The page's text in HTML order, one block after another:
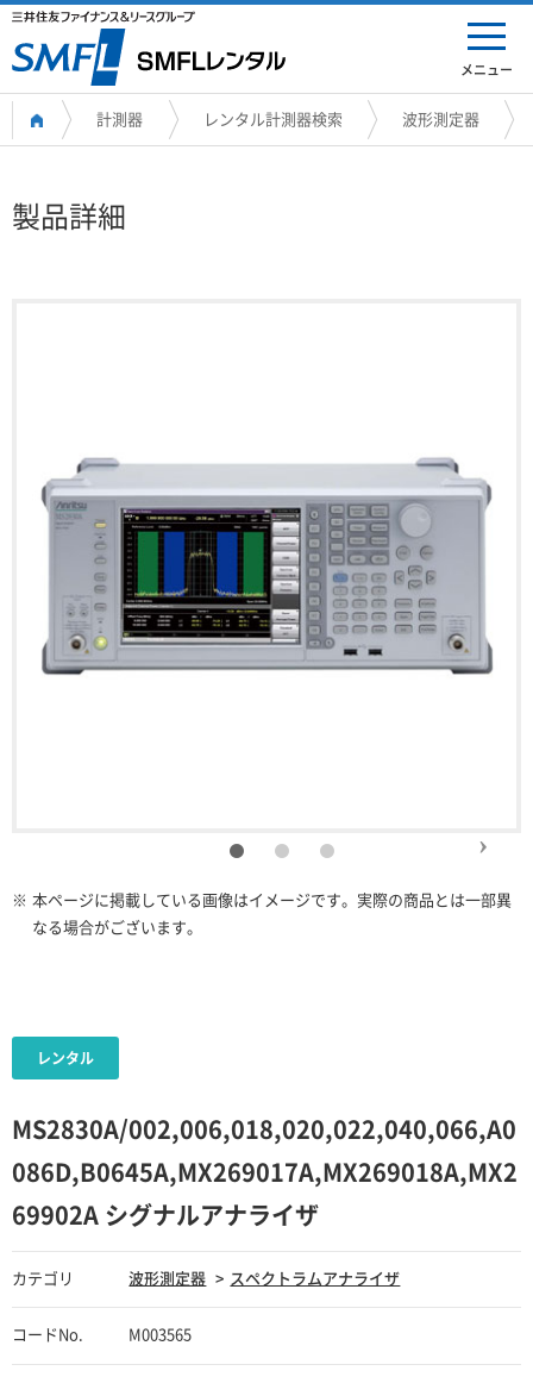
メニュー
計測器 レンタル計測器検索 波形測定器
製品詳細
※ 本ページに掲載している画像はイメージです。実際の商品とは一部異
なる場合がございます。
MS2830A/002,006,018,020,022,040,066,A0
086D,B0645A,MX269017A,MX269018A,MX2
69902A シグナルアナライザ
カテゴリ 波形測定器 スペクトラムアナライザ
コードNo. M003565